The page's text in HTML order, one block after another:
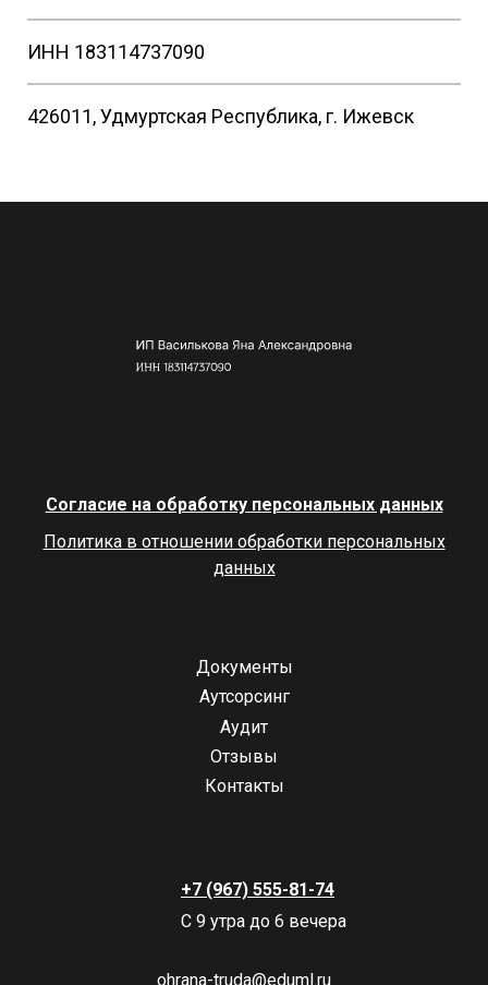
ИНН 183114737090
426011, Удмуртская Республика, г. Ижевск
Согласие на обработку персональных данных
Политика в отношении обработки персональных
данных
Документы
Аутсорсинг
Аудит
Отзывы
Контакты
+7 (967) 555-81-74
С 9 утра до 6 вечера
ohrana-truda@eduml.ru